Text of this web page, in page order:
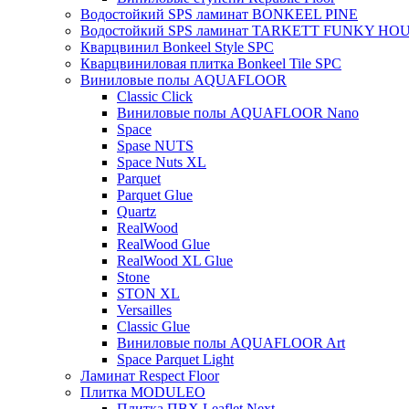
Водостойкий SPS ламинат BONKEEL PINE
Водостойкий SPS ламинат TARKETT FUNKY
Кварцвинил Bonkeel Style SPC
Кварцвиниловая плитка Bonkeel Tile SPC
Виниловые полы AQUAFLOOR
Classic Click
Виниловые полы AQUAFLOOR Nano
Space
Spase NUTS
Space Nuts XL
Parquet
Parquet Glue
Quartz
RealWood
RealWood Glue
RealWood XL Glue
Stone
STON XL
Versailles
Classic Glue
Виниловые полы AQUAFLOOR Art
Space Parquet Light
Ламинат Respect Floor
Плитка MODULEO